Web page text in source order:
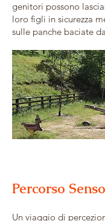
genitori possono
loro figli in sicurezza
sulle panche baciate
Percorso
Un viaggio di